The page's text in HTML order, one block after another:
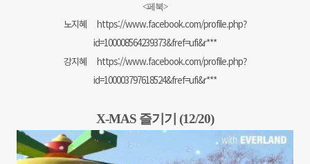
<페북>
노지혜
https://www.facebook.com/profile.php?
id=100008564239373&fref=ufi&r***
강지혜
https://www.facebook.com/profile.php?
id=100003797618524&fref=ufi&r***
X-MAS 즐기기 (12/20)